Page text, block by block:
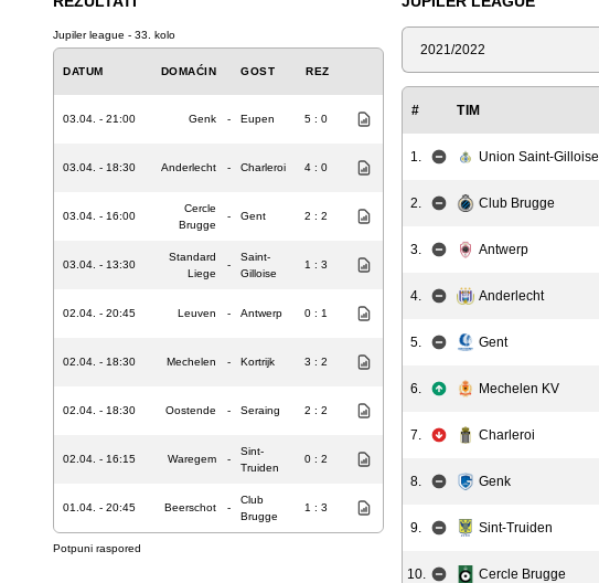
Jupiler league - 33. kolo
DATUM DOMAĆIN GOST REZ
03.04. - 21:00 Genk - Eupen 5 : 0
03.04. - 18:30 Anderlecht - Charleroi 4 : 0
03.04. - 16:00
Cercle
Brugge
- Gent 2 : 2
03.04. - 13:30
Standard
Liege
-
Saint-
Gilloise
1 : 3
02.04. - 20:45 Leuven - Antwerp 0 : 1
02.04. - 18:30 Mechelen - Kortrijk 3 : 2
02.04. - 18:30 Oostende - Seraing 2 : 2
02.04. - 16:15 Waregem -
Sint-
Truiden
0 : 2
01.04. - 20:45 Beerschot -
Club
Brugge
1 : 3
Potpuni raspored
Sezona
# TIM
1. Union Saint-Gilloise
2. Club Brugge
3. Antwerp
4. Anderlecht
5. Gent
6. Mechelen KV
7. Charleroi
8. Genk
9. Sint-Truiden
10. Cercle Brugge